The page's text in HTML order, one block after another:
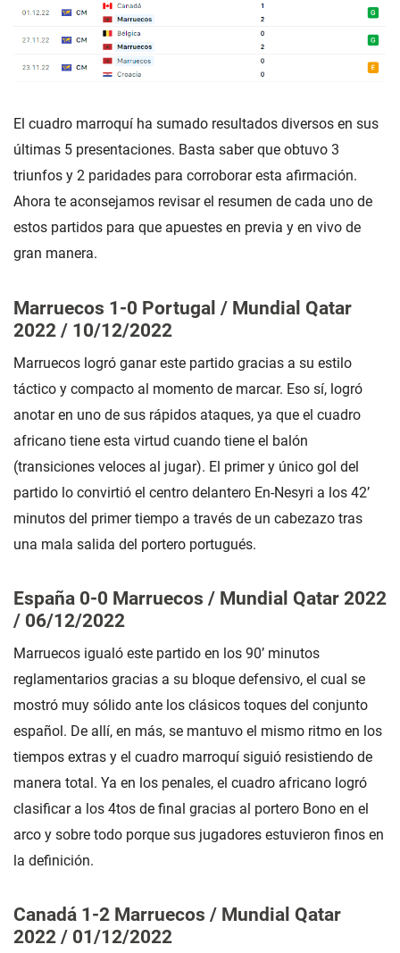
El cuadro marroquí ha sumado resultados diversos en sus
últimas 5 presentaciones. Basta saber que obtuvo 3
triunfos y 2 paridades para corroborar esta afirmación.
Ahora te aconsejamos revisar el resumen de cada uno de
estos partidos para que apuestes en previa y en vivo de
gran manera.
Marruecos 1-0 Portugal / Mundial Qatar
2022 / 10/12/2022
Marruecos logró ganar este partido gracias a su estilo
táctico y compacto al momento de marcar. Eso sí, logró
anotar en uno de sus rápidos ataques, ya que el cuadro
africano tiene esta virtud cuando tiene el balón
(transiciones veloces al jugar). El primer y único gol del
partido lo convirtió el centro delantero En-Nesyri a los 42’
minutos del primer tiempo a través de un cabezazo tras
una mala salida del portero portugués.
España 0-0 Marruecos / Mundial Qatar 2022
/ 06/12/2022
Marruecos igualó este partido en los 90’ minutos
reglamentarios gracias a su bloque defensivo, el cual se
mostró muy sólido ante los clásicos toques del conjunto
español. De allí, en más, se mantuvo el mismo ritmo en los
tiempos extras y el cuadro marroquí siguió resistiendo de
manera total. Ya en los penales, el cuadro africano logró
clasificar a los 4tos de final gracias al portero Bono en el
arco y sobre todo porque sus jugadores estuvieron finos en
la definición.
Canadá 1-2 Marruecos / Mundial Qatar
2022 / 01/12/2022